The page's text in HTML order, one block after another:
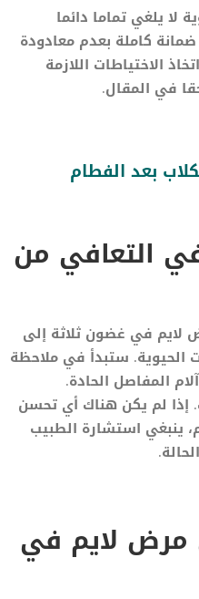
لا يلغي تماما دائما
ضمانة كاملة بعدم معادودة
الاختياطات اللازمة
في المقال.
بعد الفطام
التعافي من
لايم في غضون ثلاثة إلى
الحيوية. ستبدأ في ملاحظة
المفاصل الحادة.
إذا لم يكن هناك أي تحسن
ينبغي استشارة الطبيب
مرض لايم في